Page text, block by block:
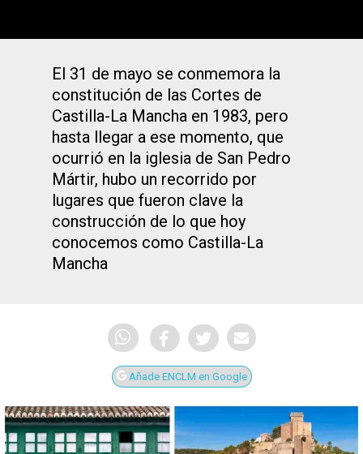
El 31 de mayo se conmemora la
constitución de las Cortes de
Castilla-La Mancha en 1983, pero
hasta llegar a ese momento, que
ocurrió en la iglesia de San Pedro
Mártir, hubo un recorrido por
lugares que fueron clave la
construcción de lo que hoy
conocemos como Castilla-La
Mancha
Añade ENCLM en Google